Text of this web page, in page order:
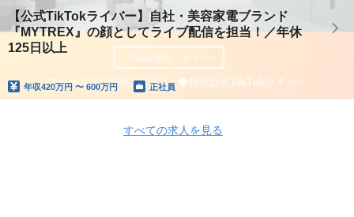
【公式TikTokライバー】自社・美容家電ブランド
『MYTREX』の顔としてライブ配信を担当！／年休
125日以上
年収420万円 〜 600万円 正社員
すべての求人を見る